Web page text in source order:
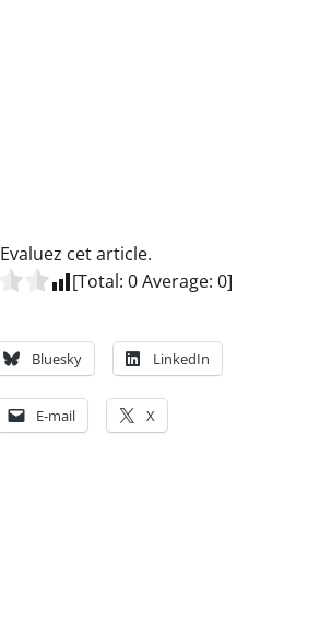
Evaluez cet article.
[Total: 0Average: 0]
Bluesky LinkedIn
E-mail X